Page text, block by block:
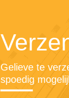
Gelieve te
spoedig